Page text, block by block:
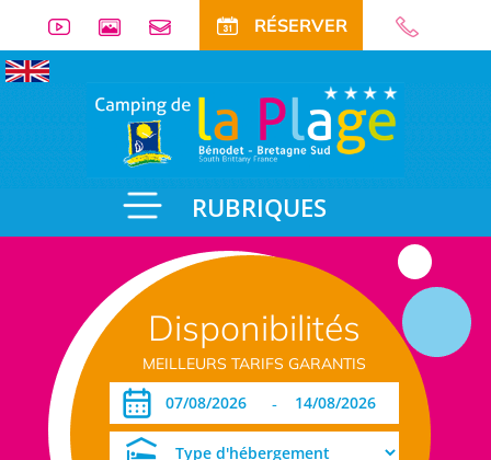
RÉSERVER
RUBRIQUES
Disponibilités
MEILLEURS TARIFS GARANTIS
-